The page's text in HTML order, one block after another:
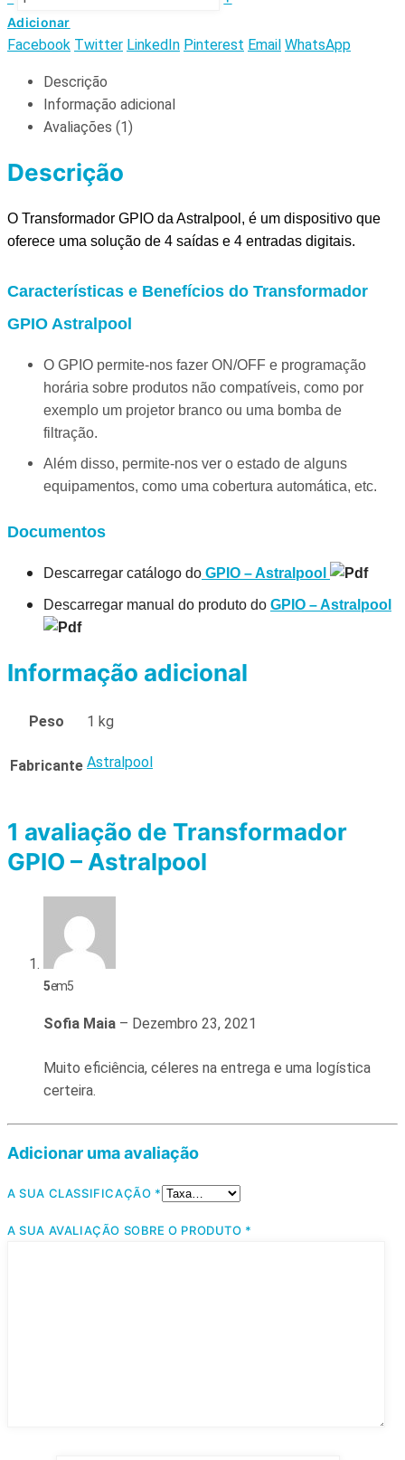
Adicionar
Facebook Twitter LinkedIn Pinterest Email WhatsApp
Descrição
Informação adicional
Avaliações (1)
Descrição
O Transformador GPIO da Astralpool, é um dispositivo que
oferece uma solução de 4 saídas e 4 entradas digitais.
Características e Benefícios do Transformador
GPIO Astralpool
O GPIO permite-nos fazer ON/OFF e programação
horária sobre produtos não compatíveis, como por
exemplo um projetor branco ou uma bomba de
filtração.
Além disso, permite-nos ver o estado de alguns
equipamentos, como uma cobertura automática, etc.
Documentos
Descarregar catálogo do GPIO – Astralpool
Descarregar manual do produto do GPIO – Astralpool
Informação adicional
Peso 1 kg
Fabricante Astralpool
1 avaliação de Transformador
GPIO – Astralpool
5em 5
Sofia Maia – Dezembro 23, 2021
Muito eficiência, céleres na entrega e uma logística
certeira.
Adicionar uma avaliação
A SUA CLASSIFICAÇÃO *
A SUA AVALIAÇÃO SOBRE O PRODUTO *